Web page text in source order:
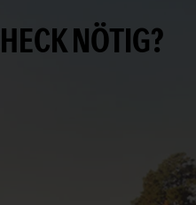
NÖTIG?